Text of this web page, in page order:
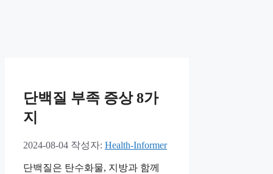
단백질 부족 증상 8가
지
2024-08-04 작성자: Health-Informer
단백질은 탄수화물, 지방과 함께